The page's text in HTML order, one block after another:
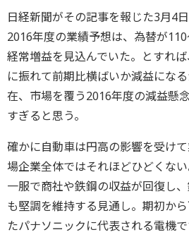
日経新聞がその記事を報じた3月4
2016年度の業績予想は、為替が
経常増益を見込んでいた。とすれ
に振れて前期比横ばいか減益にな
在、市場を覆う2016年度の減益懸
すぎると思う。
確かに自動車は円高の影響を受け
場企業全体ではそれほどひどくな
一服で商社や鉄鋼の収益が回復し
も堅調を維持する見通し。期初か
たパナソニックに代表される電機